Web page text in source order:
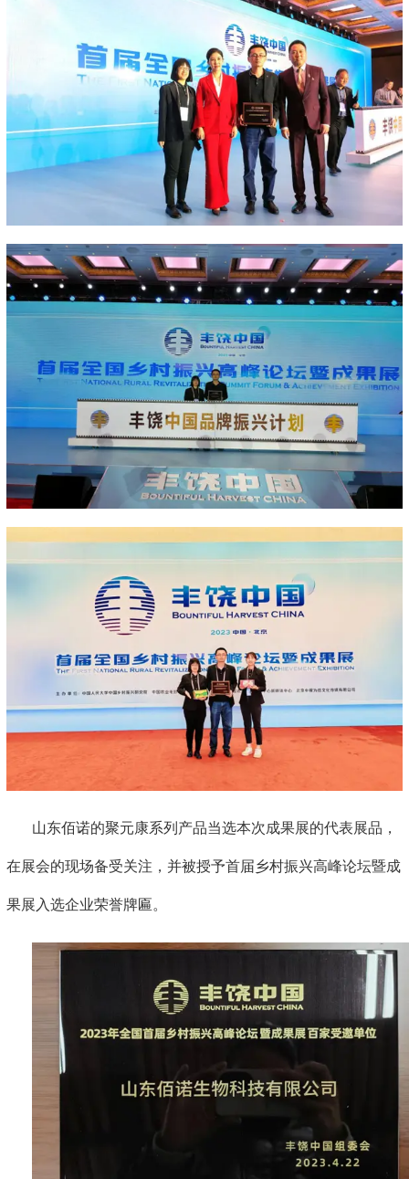
山东佰诺的聚元康系列产品当选本次成果展的代表展品，
在展会的现场备受关注，并被授予首届乡村振兴高峰论坛暨成
果展入选企业荣誉牌匾。